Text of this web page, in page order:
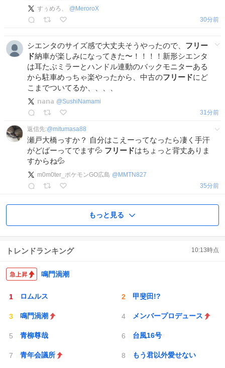
すぅめろ、 @ MeroroX
30分前
シエンタのサイズ感で大丈夫そうやったので、 フリー
ド納車が楽しみになってきた〜！！！！新形シエンタ
は耳たぶミラーとハンドル連動のバックモニターある
から駐車めっちゃ楽やったから、中古のフリードにど
こまでついてるか、、、、
𝕟𝕒𝕟𝕒 @SushiNamami
31分前
返信先:@mitumasa88
瀬戸大橋っすか？ 自分はこえーってなったら凄く手汗
がどばーってでます💦 フリードはちょっと背丈ありま
すからね💦
m0m0ter_ポケモンGO広島 @ MMTN827
35分前
もっと見る
トレンドランキング 10:13時点
鳴門渦潮
ロムルス 甲斐田!?
鳴門渦潮 メンバープロデュース
青柳尊哉 台風16号
青年会議所 もう君以外愛せない